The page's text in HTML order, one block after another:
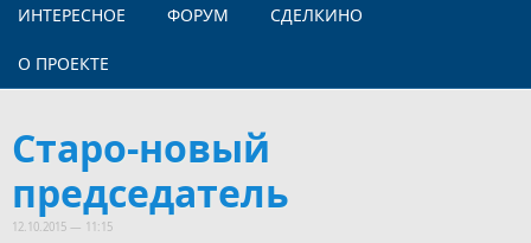
ИНТЕРЕСНОЕ ФОРУМ СДЕЛКИНО
О ПРОЕКТЕ
Старо-новый
председатель
12.10.2015 — 11:15